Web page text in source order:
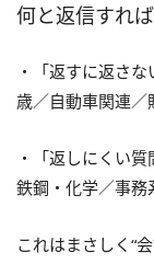
何と返信すれ
・「返すに返さ
歳／自動車関連／
・「返しにくい
鉄鋼・化学／事務
これはまさしく“